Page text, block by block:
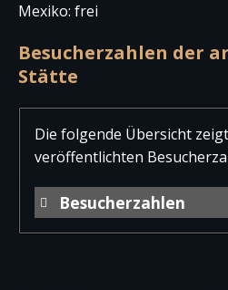
Mexiko: frei
Besucherzahlen der
Stätte
Die folgende Übersicht
veröffentlichten
Besucherzahlen
Jahr
Besucher